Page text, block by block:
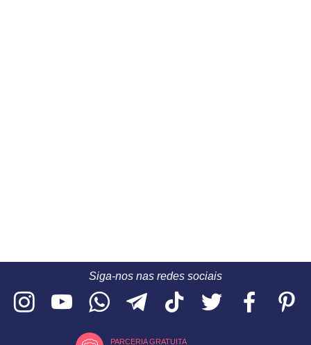
Siga-nos nas redes sociais
PARCERIA GRATUITA